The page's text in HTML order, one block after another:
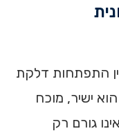
התפתחות דלקת
ישיר, מוכח
גורם רק